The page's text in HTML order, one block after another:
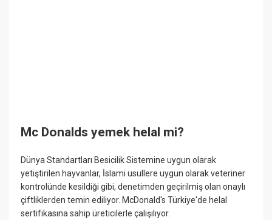
Mc Donalds yemek helal mi?
Dünya Standartları Besicilik Sistemine uygun olarak
yetiştirilen hayvanlar, İslami usullere uygun olarak veteriner
kontrolünde kesildiği gibi, denetimden geçirilmiş olan onaylı
çiftliklerden temin ediliyor. McDonald's Türkiye'de helal
sertifikasına sahip üreticilerle çalışılıyor.